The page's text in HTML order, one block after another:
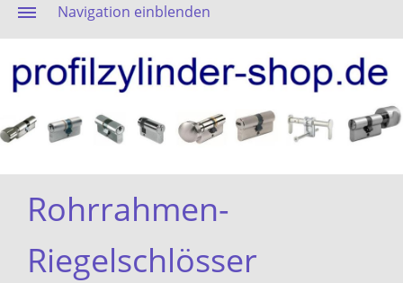
Navigation einblenden
Rohrrahmen-
Riegelschlösser